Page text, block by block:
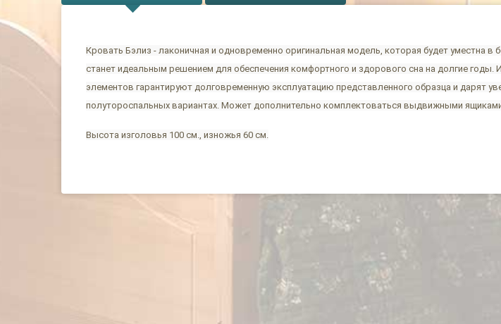
Кровать Бэлиз - лаконичная и одновременно оригинальная модель, которая будет уместна
станет идеальным решением для обеспечения комфортного и здорового сна на долгие
элементов гарантируют долговременную эксплуатацию представленного образца и дарят
полутороспальных вариантах. Может дополнительно комплектоваться выдвижными
Высота изголовья 100 см., изножья 60 см.